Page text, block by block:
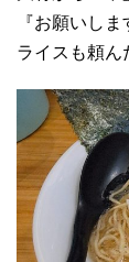
『お願いし
ライスも頼ん